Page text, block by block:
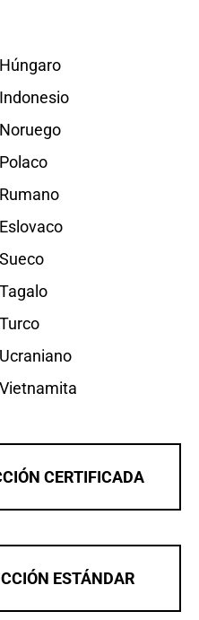
Húngaro
Indonesio
Noruego
Polaco
Rumano
Eslovaco
Sueco
Tagalo
Turco
Ucraniano
Vietnamita
CERTIFICADA
ESTÁNDAR